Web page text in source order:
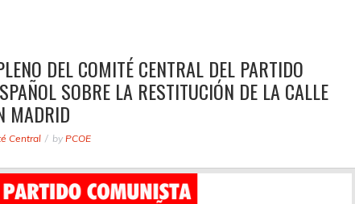
DEL COMITÉ CENTRAL DEL PARTIDO
SOBRE LA RESTITUCIÓN DE LA CALLE
MADRID
Central by PCOE